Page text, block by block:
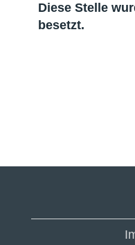
Diese Stelle
besetzt.